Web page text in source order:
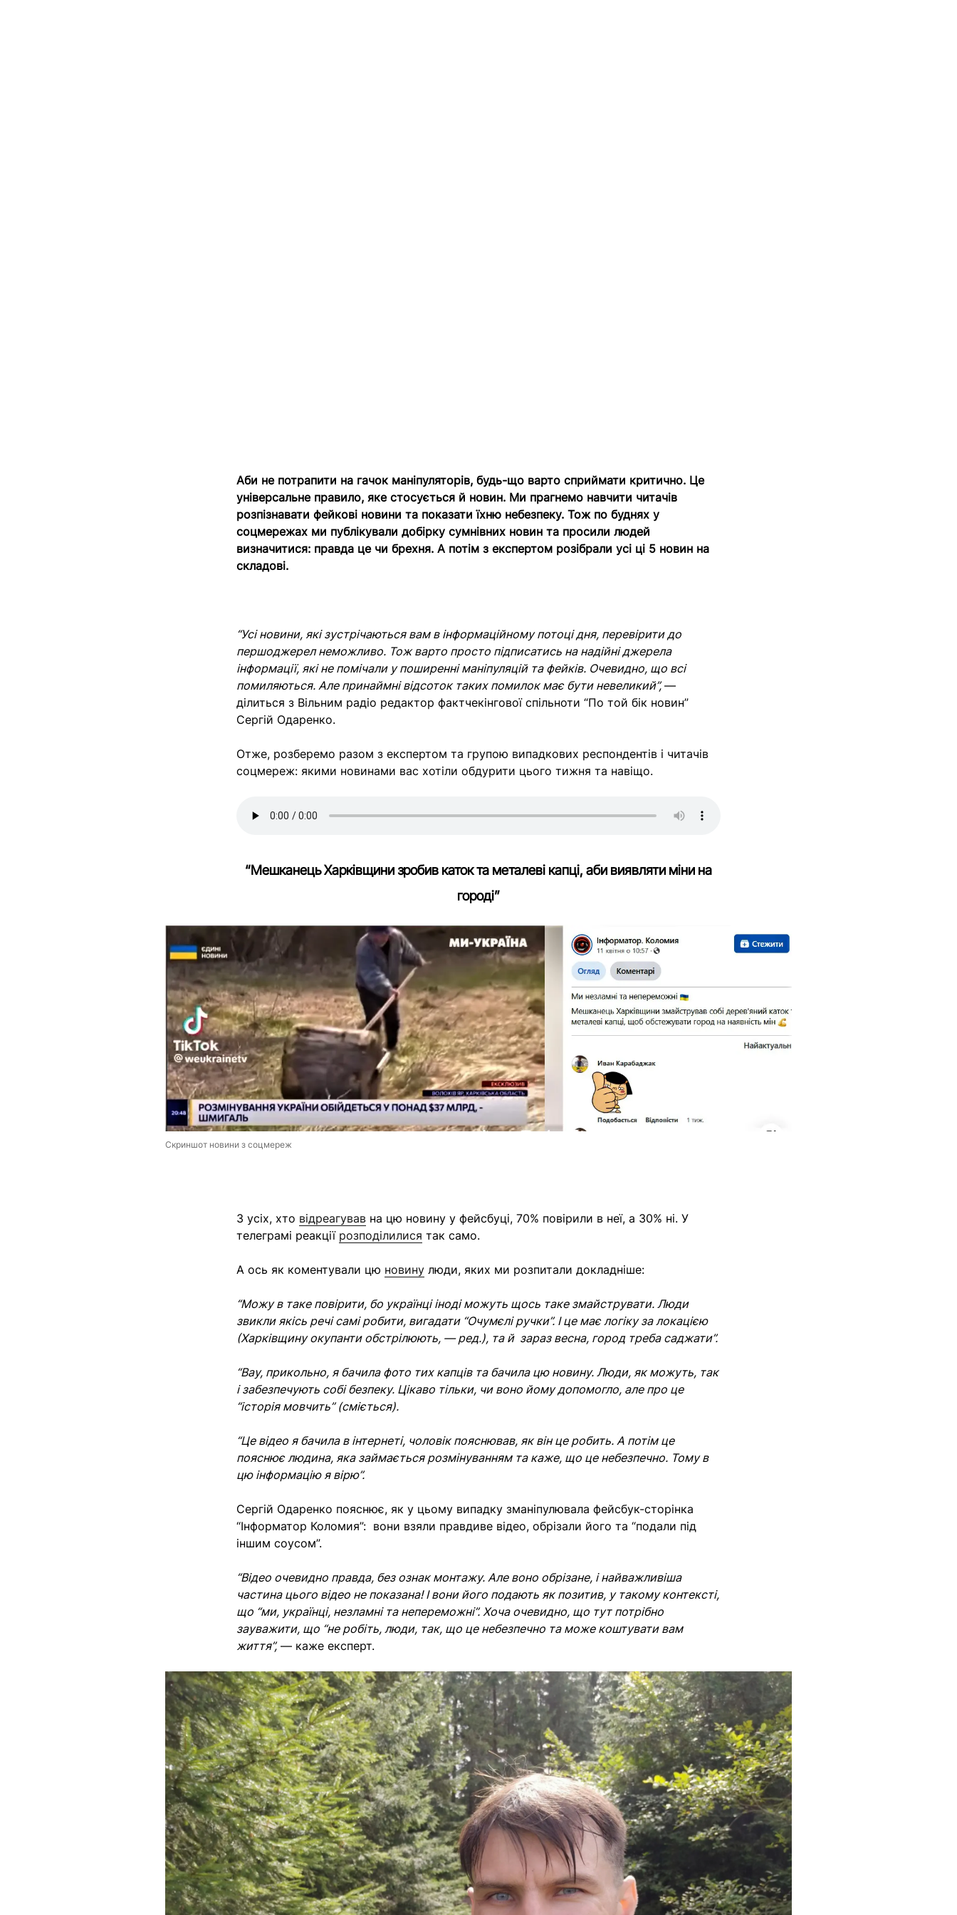
Аби не потрапити на гачок маніпуляторів, будь-що варто сприймати критично. Це
універсальне правило, яке стосується й новин. Ми прагнемо навчити читачів
розпізнавати фейкові новини та показати їхню небезпеку. Тож по буднях у
соцмережах ми публікували добірку сумнівних новин та просили людей
визначитися: правда це чи брехня. А потім з експертом розібрали усі ці 5 новин на
складові.
“Усі новини, які зустрічаються вам в інформаційному потоці дня, перевірити до
першоджерел неможливо. Тож варто просто підписатись на надійні джерела
інформації, які не помічали у поширенні маніпуляцій та фейків. Очевидно, що всі
помиляються. Але принаймні відсоток таких помилок має бути невеликий”, —
ділиться з Вільним радіо редактор фактчекінгової спільноти “По той бік новин”
Сергій Одаренко.
Отже, розберемо разом з експертом та групою випадкових респондентів і читачів
соцмереж: якими новинами вас хотіли обдурити цього тижня та навіщо.
“Мешканець Харківщини зробив каток та металеві капці, аби виявляти міни на
городі”
Скриншот новини з соцмереж
З усіх, хто відреагував на цю новину у фейсбуці, 70% повірили в неї, а 30% ні. У
телеграмі реакції розподілилися так само.
А ось як коментували цю новину люди, яких ми розпитали докладніше:
“Можу в таке повірити, бо українці іноді можуть щось таке змайструвати. Люди
звикли якісь речі самі робити, вигадати “Очумєлі ручки”. І це має логіку за локацією
(Харківщину окупанти обстрілюють, — ред.), та й зараз весна, город треба саджати”.
“Вау, прикольно, я бачила фото тих капців та бачила цю новину. Люди, як можуть, так
і забезпечують собі безпеку. Цікаво тільки, чи воно йому допомогло, але про це
“історія мовчить” (сміється).
“Це відео я бачила в інтернеті, чоловік пояснював, як він це робить. А потім це
пояснює людина, яка займається розмінуванням та каже, що це небезпечно. Тому в
цю інформацію я вірю”.
Сергій Одаренко пояснює, як у цьому випадку зманіпулювала фейсбук-сторінка
“Інформатор Коломия”: вони взяли правдиве відео, обрізали його та “подали під
іншим соусом”.
“Відео очевидно правда, без ознак монтажу. Але воно обрізане, і найважливіша
частина цього відео не показана! І вони його подають як позитив, у такому контексті,
що “ми, українці, незламні та непереможні”. Хоча очевидно, що тут потрібно
зауважити, що “не робіть, люди, так, що це небезпечно та може коштувати вам
життя”, — каже експерт.